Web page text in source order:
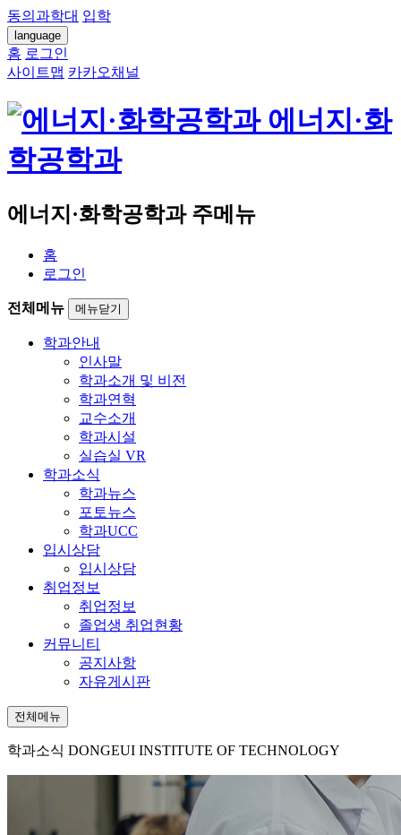
동의과학대 입학
language
홈 로그인
사이트맵 카카오채널
에너지·화
학공학과
에너지·화학공학과 주메뉴
홈
로그인
전체메뉴 메뉴닫기
학과안내
인사말
학과소개 및 비전
학과연혁
교수소개
학과시설
실습실 VR
학과소식
학과뉴스
포토뉴스
학과UCC
입시상담
입시상담
취업정보
취업정보
졸업생 취업현황
커뮤니티
공지사항
자유게시판
전체메뉴
학과소식 DONGEUI INSTITUTE OF TECHNOLOGY